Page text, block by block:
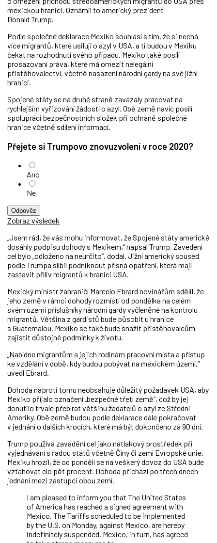
mexickou hranici. Oznámil to americký prezident
Donald Trump.
Podle společné deklarace Mexiko souhlasí s tím, že si nechá
více migrantů, které usilují o azyl v USA, a ti budou v Mexiku
čekat na rozhodnutí svého případu. Mexiko také posílí
prosazovaní práva, které má omezit nelegální
přistěhovalectví, včetně nasazení národní gardy na své jižní
hranici.
Spojené státy se na druhé straně zavázaly pracovat na
rychlejším vyřizování žádostí o azyl. Obě země navíc posílí
spolupráci bezpečnostních složek při ochraně společné
hranice včetně sdílení informací.
Přejete si Trumpovo znovuzvolení v roce 2020?
Ano
Ne
Odpověz
Zobraz výsledek
„Jsem rád, že vás mohu informovat, že Spojené státy americké
dosáhly podpisu dohody s Mexikem,“ napsal Trump. Zavedení
cel bylo „odloženo na neurčito“, dodal. Jižní americký soused
podle Trumpa slíbil podniknout přísná opatření, která mají
zastavit příliv migrantů k hranici USA.
Mexický ministr zahraničí Marcelo Ebrard novinářům sdělil, že
jeho země v rámci dohody rozmístí od pondělka na celém
svém území příslušníky národní gardy vyčleněné na kontrolu
migrantů. Většina z gardistů bude působit u hranice
s Guatemalou. Mexiko se také bude snažit přistěhovalcům
zajistit důstojné podmínky k životu.
„Nabídne migrantům a jejich rodinám pracovní místa a přístup
ke vzdělání v době, kdy budou pobývat na mexickém území,“
uvedl Ebrard.
Dohoda naproti tomu neobsahuje důležitý požadavek USA, aby
Mexiko přijalo označení „bezpečné třetí země“, což by jej
donutilo trvale přebírat většinu žadatelů o azyl ze Střední
Ameriky. Obě země budou podle deklarace dále pokračovat
v jednání o dalších krocích, které má být dokončeno za 90 dní.
Trump používá zavádění cel jako nátlakový prostředek při
vyjednávání s řadou států včetně Číny či zemí Evropské unie.
Mexiku hrozil, že od pondělí se na veškerý dovoz do USA bude
vztahovat clo pět procent. Dohoda přichází po třech dnech
jednání mezi zástupci obou zemí.
I am pleased to inform you that The United States
of America has reached a signed agreement with
Mexico. The Tariffs scheduled to be implemented
by the U.S. on Monday, against Mexico, are hereby
indefinitely suspended. Mexico, in turn, has agreed